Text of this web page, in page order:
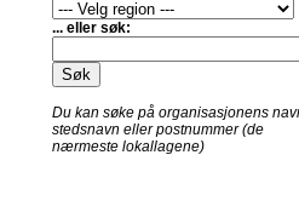
... eller søk:
Du kan søke på organisasjonens
stedsnavn eller postnummer (de
nærmeste lokallagene)